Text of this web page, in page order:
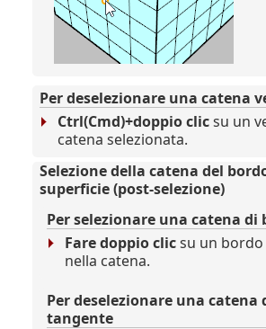
Per deselezionare una catena
Ctrl(Cmd)+doppio clicsu un
catena selezionata.
Selezione della catena del
superficie (post-selezione)
Per selezionare una catena
Fare doppio clicsu un
nella catena.
Per deselezionare una catena
tangente